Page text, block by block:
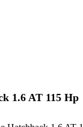
1.6 AT 115 Hp